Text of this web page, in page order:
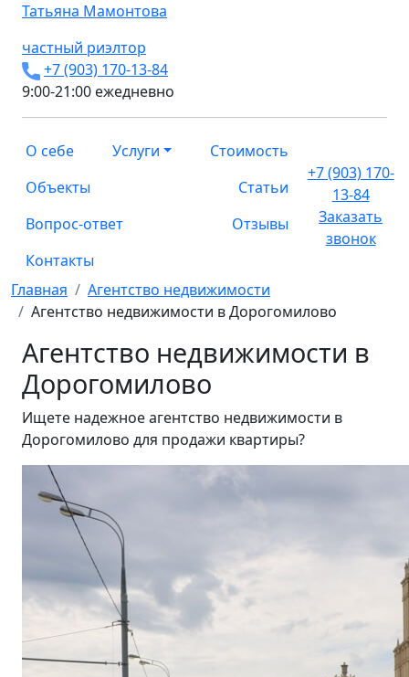
Татьяна Мамонтова
частный риэлтор
+7 (903) 170-13-84
9:00-21:00 ежедневно
О себе Услуги
Стоимость
Объекты
Статьи
Вопрос-ответ
Отзывы
Контакты
+7 (903) 170-
13-84
Заказать
звонок
Главная
Агентство недвижимости
Агентство недвижимости в Дорогомилово
Агентство недвижимости в
Дорогомилово
Ищете надежное агентство недвижимости в
Дорогомилово для продажи квартиры?